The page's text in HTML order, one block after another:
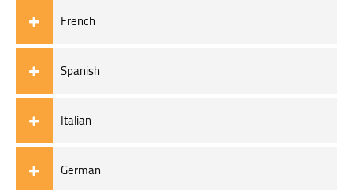
French
Spanish
Italian
German